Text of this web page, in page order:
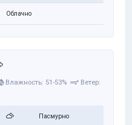
Облачно
Влажность: 51-53%
Ветер:
Пасмурно